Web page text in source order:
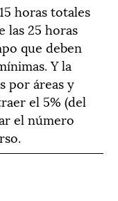
horas totales
las 25 horas
que deben
Y la
por áreas y
el 5% (del
el número